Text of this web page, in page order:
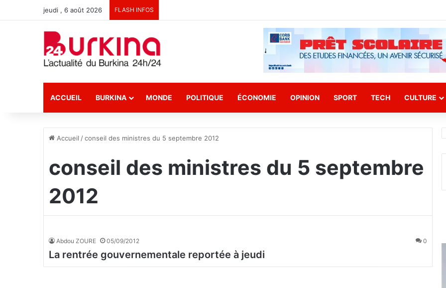
jeudi , 6 août 2026 FLASH INFOS
ACCUEIL BURKINA MONDE POLITIQUE ÉCONOMIE OPINION SPORT TECH CULTURE
Accueil /conseil des ministres du 5 septembre 2012
conseil des ministres du 5 septembre
2012
Abdou ZOURE 05/09/2012 0
La rentrée gouvernementale reportée à jeudi